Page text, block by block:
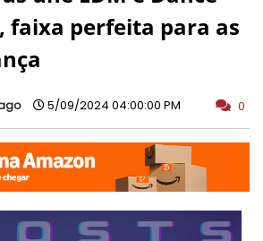
faixa perfeita para as
5/09/2024 04:00:00 PM 0